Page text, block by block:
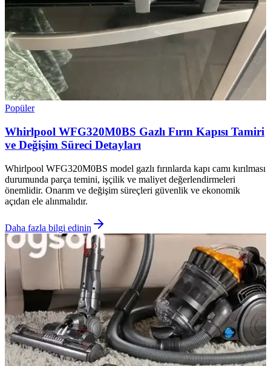
Popüler
Whirlpool WFG320M0BS Gazlı Fırın Kapısı Tamiri
ve Değişim Süreci Detayları
Whirlpool WFG320M0BS model gazlı fırınlarda kapı camı kırılması
durumunda parça temini, işçilik ve maliyet değerlendirmeleri
önemlidir. Onarım ve değişim süreçleri güvenlik ve ekonomik
açıdan ele alınmalıdır.
Daha fazla bilgi edinin